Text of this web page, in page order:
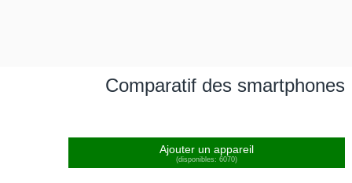
Comparatif des smartphones
Ajouter un appareil
(disponibles: 6070)